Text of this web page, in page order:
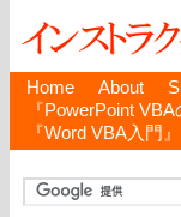
Home About
『PowerPoint VBA
『Word VBA入門』